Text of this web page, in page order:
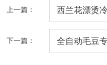
上一篇： 西兰花漂烫
下一篇： 全自动毛豆